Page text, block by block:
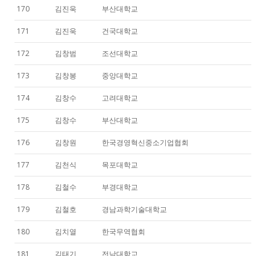
170 김진욱 부산대학교
171 김진욱 건국대학교
172 김창범 조선대학교
173 김창봉 중앙대학교
174 김창수 고려대학교
175 김창수 부산대학교
176 김창원 한국경영혁신중소기업협회
177 김천식 목포대학교
178 김철수 부경대학교
179 김철호 경남과학기술대학교
180 김치열 한국무역협회
181 김태기 전남대학교